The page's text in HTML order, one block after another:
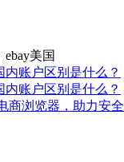
ebay美国
内账户区别是什么？
内账户区别是什么？
商浏览器，助力安全